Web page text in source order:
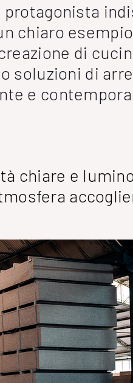
protagonista
chiaro
di
soluzioni di
e
chiare e